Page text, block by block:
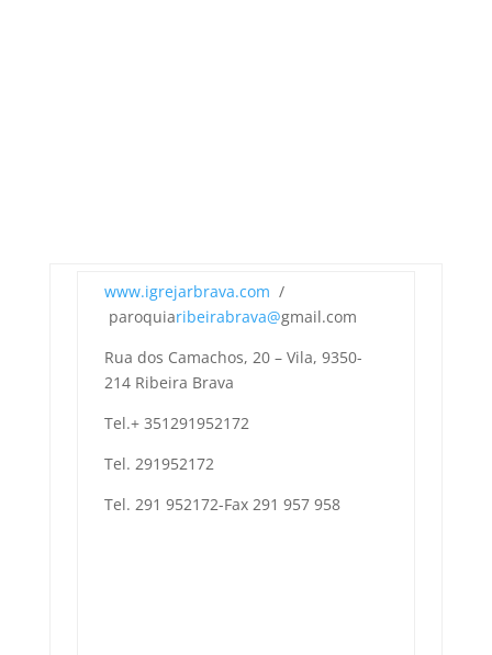
www.igrejarbrava.com /
paroquiaribeirabrava@gmail.com
Rua dos Camachos, 20 – Vila, 9350-
214 Ribeira Brava
Tel.+ 351291952172
Tel. 291952172
Tel. 291 952172-Fax 291 957 958